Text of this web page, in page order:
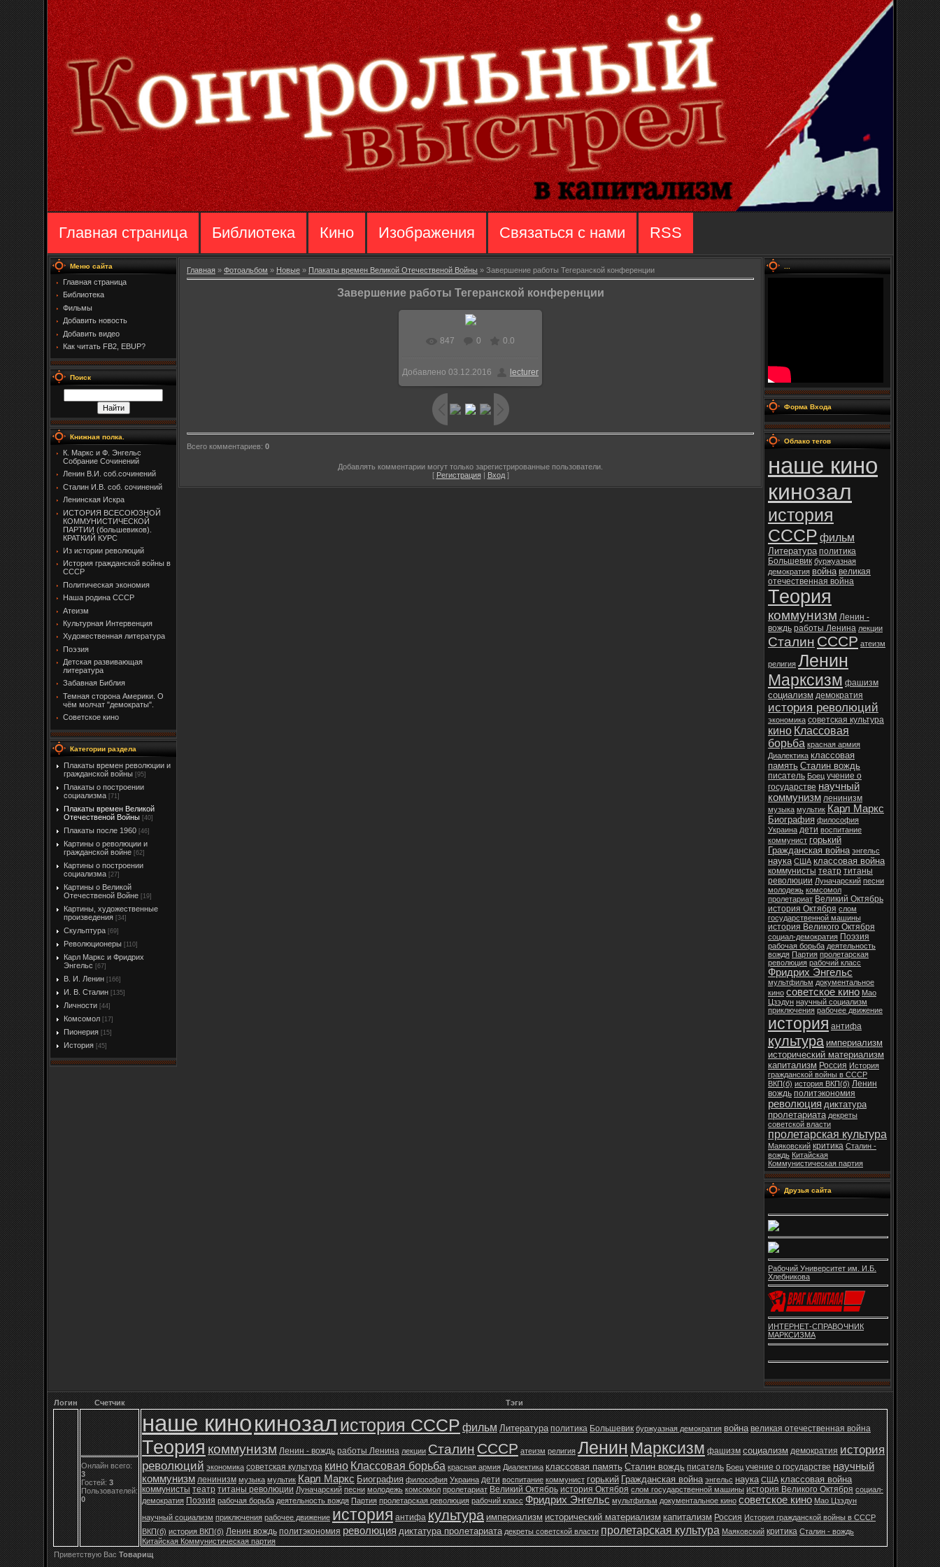
Главная страница Библиотека Кино Изображения Связаться с нами RSS
Меню сайта
Главная страница
Библиотека
Фильмы
Добавить новость
Добавить видео
Как читать FB2, EBUP?
Поиск
Книжная полка.
К. Маркс и Ф. Энгельс
Собрание Сочинений
Ленин В.И. соб.сочинений
Сталин И.В. соб. сочинений
Ленинская Искра
ИСТОРИЯ ВСЕСОЮЗНОЙ
КОММУНИСТИЧЕСКОЙ
ПАРТИИ (большевиков).
КРАТКИЙ КУРС
Из истории революций
История гражданской войны в
СССР
Политическая экономия
Наша родина СССР
Атеизм
Культурная Интервенция
Художественная литература
Поэзия
Детская развивающая
литература
Забавная Библия
Темная сторона Америки. О
чём молчат "демократы".
Советское кино
Категории раздела
Плакаты времен революции и
гражданской войны [95]
Плакаты о построении
социализма [71]
Плакаты времен Великой
Отечественой Войны [40]
Плакаты после 1960 [46]
Картины о революции и
гражданской войне [62]
Картины о построении
социализма [27]
Картины о Великой
Отечественой Войне [19]
Картины, художественные
произведения [34]
Скульптура [69]
Революционеры [110]
Карл Маркс и Фридрих
Энгельс [67]
В. И. Ленин [166]
И. В. Сталин [135]
Личности [44]
Комсомол [17]
Пионерия [15]
История [45]
Главная » Фотоальбом » Новые » Плакаты времен Великой Отечественой Войны » Завершение работы Тегеранской конференции
Завершение работы Тегеранской конференции
В реальном размере
600x379/ 62.6Kb
847 0 0.0
Добавлено 03.12.2016 lecturer
Всего комментариев: 0
Добавлять комментарии могут только зарегистрированные пользователи.
[ Регистрация| Вход]
Форма Входа
Облако тегов
наше кино
кинозал
история
СССР фильм
Литература политика
Большевик буржуазная
демократия война великая
отечественная война
Теория
коммунизм Ленин -
вождь работы Ленина лекции
Сталин СССР атеизм
религия Ленин
Марксизм фашизм
социализм демократия
история революций
экономика советская культура
кино Классовая
борьба красная армия
Диалектика классовая
память Сталин вождь
писатель Боец учение о
государстве научный
коммунизм ленинизм
музыка мультик Карл Маркс
Биография философия
Украина дети воспитание
коммунист горький
Гражданская война энгельс
наука США классовая война
коммунисты театр титаны
революции Луначарский песни
молодежь комсомол
пролетариат Великий Октябрь
история Октября слом
государственной машины
история Великого Октября
социал-демократия Поэзия
рабочая борьба деятельность
вождя Партия пролетарская
революция рабочий класс
Фридрих Энгельс
мультфильм документальное
кино советское кино Мао
Цзэдун научный социализм
приключения рабочее движение
история антифа
культура империализм
исторический материализм
капитализм Россия История
гражданской войны в СССР
ВКП(б) история ВКП(б) Ленин
вождь политэкономия
революция диктатура
пролетариата декреты
советской власти
пролетарская культура
Маяковский критика Сталин -
вождь Китайская
Коммунистическая партия
Друзья сайта
Рабочий Университет им. И.Б.
Хлебникова
ИНТЕРНЕТ-СПРАВОЧНИК
МАРКСИЗМА
Логин Счетчик Тэги
Онлайн всего:
3
Гостей:3
Пользователей:
0
наше кинокинозалистория СССРфильм Литература политика Большевик буржуазная демократия война великая отечественная война
Теория коммунизм Ленин - вождь работы Ленина лекции Сталин СССР атеизм религия ЛенинМарксизм фашизм социализм демократия история
революций экономика советская культура киноКлассовая борьба красная армия Диалектика классовая память Сталин вождь писатель Боец учение о государстве научный
коммунизм ленинизм музыка мультик Карл Маркс Биография философия Украина дети воспитание коммунист горький Гражданская война энгельс наука США классовая война
коммунисты театр титаны революции Луначарский песни молодежь комсомол пролетариат Великий Октябрь история Октября слом государственной машины история Великого Октября социал-
демократия Поэзия рабочая борьба деятельность вождя Партия пролетарская революция рабочий класс Фридрих Энгельс мультфильм документальное кино советское кино Мао Цзэдун
научный социализм приключения рабочее движение история антифа культура империализм исторический материализм капитализм Россия История гражданской войны в СССР
ВКП(б) история ВКП(б) Ленин вождь политэкономия революция диктатура пролетариата декреты советской власти пролетарская культура Маяковский критика Сталин - вождь
Китайская Коммунистическая партия
Приветствую Вас Товарищ